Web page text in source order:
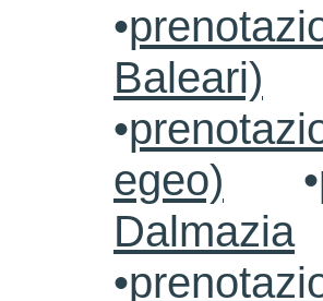
•
Baleari)
•
egeo) •
Dalmazia
•